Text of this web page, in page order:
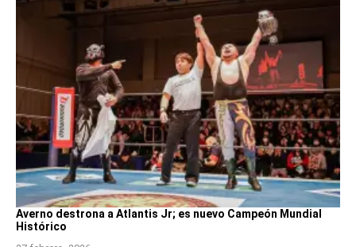
Averno destrona a Atlantis Jr; es nuevo Campeón Mundial
Histórico